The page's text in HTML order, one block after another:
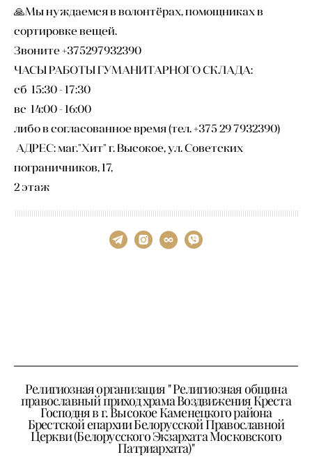
🙏Мы нуждаемся в волонтёрах, помощниках в
сортировке вещей.
Звоните +375297932390
ЧАСЫ РАБОТЫ ГУМАНИТАРНОГО СКЛАДА:
сб 15:30 - 17:30
вс 14:00 - 16:00
либо в согласованное время (тел. +375 29 7932390)
АДРЕС: маг."Хит" г. Высокое, ул. Советских
пограничников, 17,
2 этаж
Религиозная организация " Религиозная община
православный приход храма Воздвижения Креста
Господня в г. Высокое Каменецкого района
Брестской епархии Белорусской Православной
Церкви (Белорусского Экзархата Московского
Патриархата)"